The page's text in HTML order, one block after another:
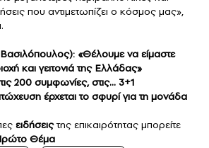
που αντιμετωπίζει ο κόσμος μας»,
«Θέλουμε να είμαστε
και γειτονιά της Ελλάδας»
200 συμφωνίες, στις… 3+1
έρχεται το σφυρί για τη μονάδα
ειδήσειςτης επικαιρότητας μπορείτε
Θέμα